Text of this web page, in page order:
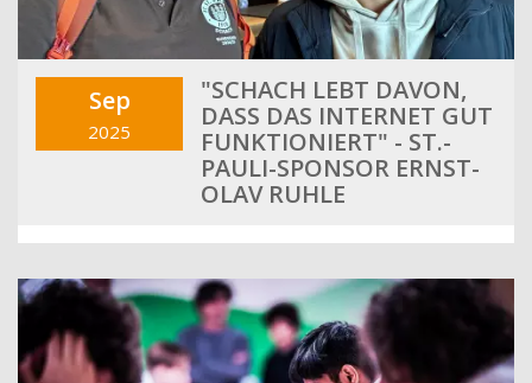
Sep
2025
"SCHACH LEBT DAVON,
DASS DAS INTERNET GUT
FUNKTIONIERT" - ST.-
PAULI-SPONSOR ERNST-
OLAV RUHLE